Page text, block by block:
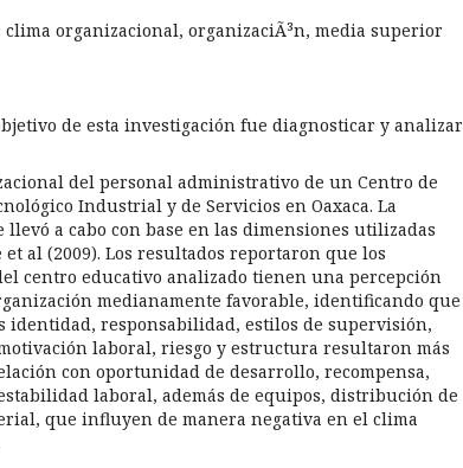
clima organizacional, organizaciÃ³n, media superior
de esta investigación fue diagnosticar y analizar
del personal administrativo de un Centro de
Industrial y de Servicios en Oaxaca. La
llevó a cabo con base en las dimensiones utilizadas
al (2009). Los resultados reportaron que los
centro educativo analizado tienen una percepción
medianamente favorable, identificando que
identidad, responsabilidad, estilos de supervisión,
laboral, riesgo y estructura resultaron más
con oportunidad de desarrollo, recompensa,
laboral, además de equipos, distribución de
que influyen de manera negativa en el clima